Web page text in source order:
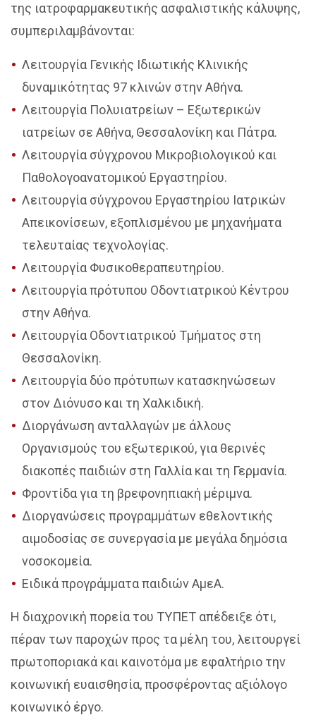
της ιατροφαρμακευτικής ασφαλιστικής κάλυψης,
συμπεριλαμβάνονται:
Λειτουργία Γενικής Ιδιωτικής Κλινικής
δυναμικότητας 97 κλινών στην Αθήνα.
Λειτουργία Πολυιατρείων – Εξωτερικών
ιατρείων σε Αθήνα, Θεσσαλονίκη και Πάτρα.
Λειτουργία σύγχρονου Μικροβιολογικού και
Παθολογοανατομικού Εργαστηρίου.
Λειτουργία σύγχρονου Εργαστηρίου Ιατρικών
Απεικονίσεων, εξοπλισμένου με μηχανήματα
τελευταίας τεχνολογίας.
Λειτουργία Φυσικοθεραπευτηρίου.
Λειτουργία πρότυπου Οδοντιατρικού Κέντρου
στην Αθήνα.
Λειτουργία Οδοντιατρικού Τμήματος στη
Θεσσαλονίκη.
Λειτουργία δύο πρότυπων κατασκηνώσεων
στον Διόνυσο και τη Χαλκιδική.
Διοργάνωση ανταλλαγών με άλλους
Οργανισμούς του εξωτερικού, για θερινές
διακοπές παιδιών στη Γαλλία και τη Γερμανία.
Φροντίδα για τη βρεφονηπιακή μέριμνα.
Διοργανώσεις προγραμμάτων εθελοντικής
αιμοδοσίας σε συνεργασία με μεγάλα δημόσια
νοσοκομεία.
Ειδικά προγράμματα παιδιών ΑμεΑ.
Η διαχρονική πορεία του ΤΥΠΕΤ απέδειξε ότι,
πέραν των παροχών προς τα μέλη του, λειτουργεί
πρωτοποριακά και καινοτόμα με εφαλτήριο την
κοινωνική ευαισθησία, προσφέροντας αξιόλογο
κοινωνικό έργο.